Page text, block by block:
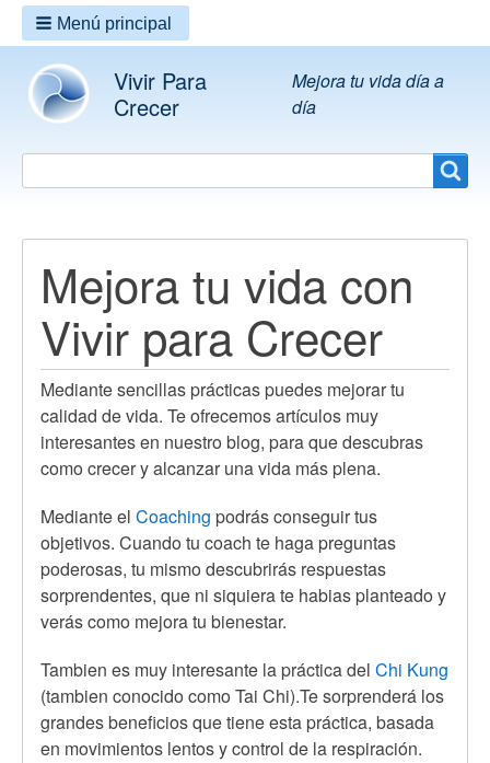
Vivir Para
Crecer
Mejora tu vida día a
día
Search
Menú principal
Mejora tu vida con
Vivir para Crecer
Mediante sencillas prácticas puedes mejorar tu
calidad de vida. Te ofrecemos artículos muy
interesantes en nuestro blog, para que descubras
como crecer y alcanzar una vida más plena.
Mediante el Coaching podrás conseguir tus
objetivos. Cuando tu coach te haga preguntas
poderosas, tu mismo descubrirás respuestas
sorprendentes, que ni siquiera te habias planteado y
verás como mejora tu bienestar.
Tambien es muy interesante la práctica del Chi Kung
(tambien conocido como Tai Chi).Te sorprenderá los
grandes beneficios que tiene esta práctica, basada
en movimientos lentos y control de la respiración.